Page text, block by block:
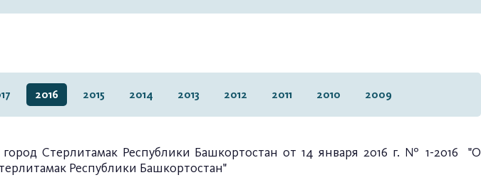
2016 2015 2014 2013 2012 2011 2010 2009
город Стерлитамак Республики Башкортостан от 14 января 2016 г. № 1-2016 "О
Республики Башкортостан"